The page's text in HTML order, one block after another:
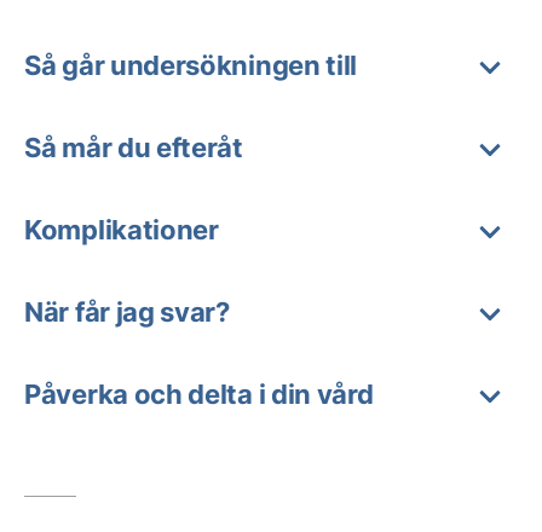
Så går undersökningen till
Så mår du efteråt
Komplikationer
När får jag svar?
Påverka och delta i din vård